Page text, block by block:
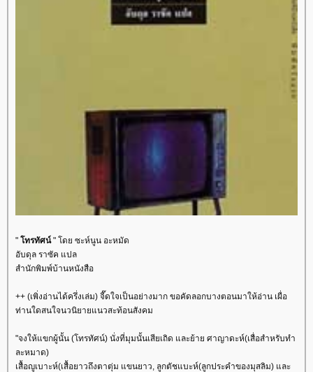
" ทรทัศน์" โดย ซะห์นูน อะหมัด
อับดุล ราซัค แปล
สำนักพิมพ์บ้านหนังสือ
++ (เพิ่งอ่านได้ครึ่งเล่ม) จี๊ดใจเป็นอย่างมาก ขอคัดลอกบางตอนมาให้อ่าน เผื่อ
ท่านใดสนใจนวนิยายแนวสะท้อนสังคม
"จงให้แขกผู้นั้น (โทรทัศน์) นั่งที่มุมนั้นเสียเถิด และย้าย ศาญาดะห์(เสื่อสำหรับทำ
ละหมาด)
เสื้อญูเบาะห์(เสื้อยาวถึงตาตุ่ม แขนยาว, ลูกตัชแบะห์(ลูกประคำของมุสลิม) และ